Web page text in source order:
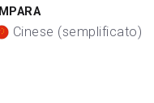
IMPARA
Cinese (semplificato)